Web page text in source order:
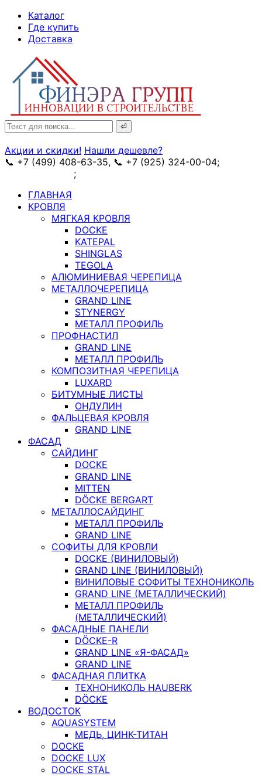
Skip
Content
Каталог
Где купить
Доставка
Search
for:
Акции и скидки! Нашли дешевле?
📞 +7 (499) 408-63-35, 📞 +7 (925) 324-00-04;
;
ГЛАВНАЯ
КРОВЛЯ
МЯГКАЯ КРОВЛЯ
DOCKE
KATEPAL
SHINGLAS
TEGOLA
АЛЮМИНИЕВАЯ ЧЕРЕПИЦА
МЕТАЛЛОЧЕРЕПИЦА
GRAND LINE
STYNERGY
МЕТАЛЛ ПРОФИЛЬ
ПРОФНАСТИЛ
GRAND LINE
МЕТАЛЛ ПРОФИЛЬ
КОМПОЗИТНАЯ ЧЕРЕПИЦА
LUXARD
БИТУМНЫЕ ЛИСТЫ
ОНДУЛИН
ФАЛЬЦЕВАЯ КРОВЛЯ
GRAND LINE
ФАСАД
САЙДИНГ
DOCKE
GRAND LINE
MITTEN
DÖCKE BERGART
МЕТАЛЛОСАЙДИНГ
МЕТАЛЛ ПРОФИЛЬ
GRAND LINE
СОФИТЫ ДЛЯ КРОВЛИ
DOCKE (ВИНИЛОВЫЙ)
GRAND LINE (ВИНИЛОВЫЙ)
ВИНИЛОВЫЕ СОФИТЫ ТЕХНОНИКОЛЬ
GRAND LINE (МЕТАЛЛИЧЕСКИЙ)
МЕТАЛЛ ПРОФИЛЬ
(МЕТАЛЛИЧЕСКИЙ)
ФАСАДНЫЕ ПАНЕЛИ
DÖCKE-R
GRAND LINE «Я-ФАСАД»
GRAND LINE
ФАСАДНАЯ ПЛИТКА
ТЕХНОНИКОЛЬ HAUBERK
DÖCKE
ВОДОСТОК
AQUASYSTEM
МЕДЬ, ЦИНК-ТИТАН
DOCKE
DOCKE LUX
DOCKE STAL